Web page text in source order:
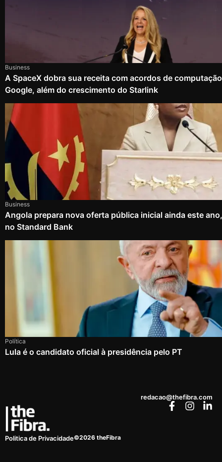
Business
A SpaceX dobra sua receita com acordos de
Google, além do crescimento do Starlink
Business
Angola prepara nova oferta pública inicial ainda este
no Standard Bank
Política
Lula é o candidato oficial à presidência pelo PT
redacao@thefibra.com
Politica de Privacidade©2026 theFibra